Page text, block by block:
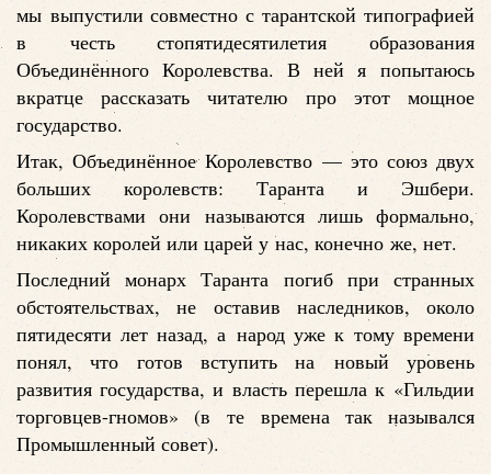
мы выпустили совместно с тарантской типографией
в честь стопятидесятилетия образования
Объединённого Королевства. В ней я попытаюсь
вкратце рассказать читателю про этот мощное
государство.
Итак, Объединённое Королевство — это союз двух
больших королевств: Таранта и Эшбери.
Королевствами они называются лишь формально,
никаких королей или царей у нас, конечно же, нет.
Последний монарх Таранта погиб при странных
обстоятельствах, не оставив наследников, около
пятидесяти лет назад, а народ уже к тому времени
понял, что готов вступить на новый уровень
развития государства, и власть перешла к «Гильдии
торговцев-гномов» (в те времена так назывался
Промышленный совет).